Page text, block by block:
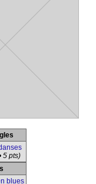
5 pts)
blues